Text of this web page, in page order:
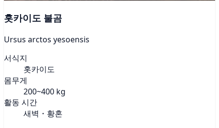
홋카이도 불곰
Ursus arctos yesoensis
서식지
홋카이도
몸무게
200~400 kg
활동 시간
새벽・황혼